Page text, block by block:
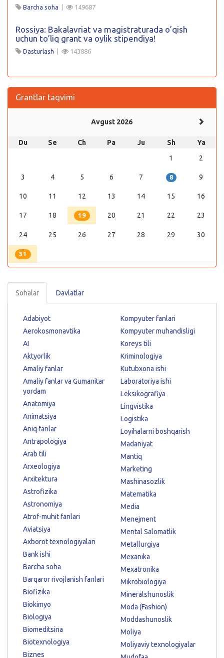
Barcha soha | 149687
Rossiya: Bakalavriat va magistraturada o’qish
uchun to’liq grant va oylik stipendiya!
Dasturlash | 143886
Grantlar taqvimi
Avgust 2026
Du Se Ch Pa Ju Sh
Ya
1
2
3 4 5 6 7 8 9
10 11 12 13 14 15 16
17 18 19 20 21 22 23
24 25 26 27 28 29 30
31
Sohalar Davlatlar
Adabiyot
Aerokosmonavtika
AI
Aktyorlik
Amaliy fanlar
Amaliy fanlar va Gumanitar
yordam
Anatomiya
Animatsiya
Aniq fanlar
Antrapologiya
Arab tili
Arxeologiya
Arxitektura
Astrofizika
Astronomiya
Atrof-muhit fanlari
Aviatsiya
Axborot texnologiyalari
Bank ishi
Barcha soha
Barqaror rivojlanish fanlari
Biofizika
Biokimyo
Biologiya
Biomeditsina
Biotexnologiya
Biznes
Kompyuter fanlari
Kompyuter muhandisligi
Koreys tili
Kriminologiya
Kutubxona ishi
Laboratoriya ishi
Leksikografiya
Lingvistika
Logistika
Loyihalarni boshqarish
Madaniyat
Mantiq
Marketing
Mashinasozlik
Matematika
Media
Menejment
Mental Salomatlik
Metallurgiya
Mexanika
Mexatronika
Mikrobiologiya
Mineralshunoslik
Moda (Fashion)
Moddashunoslik
Moliya
Moliyaviy texnologiyalar